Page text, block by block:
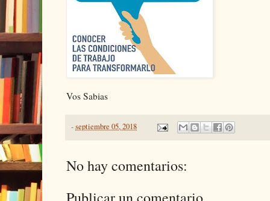
Vos Sabias
-septiembre 05, 2018
No hay comentarios: